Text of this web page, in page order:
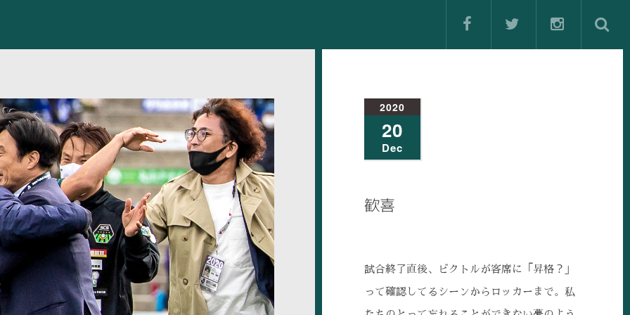
2020
20
Dec
歓喜
試合終了直後、ビクトルが客席に「昇格？」
って確認してるシーンからロッカーまで。私